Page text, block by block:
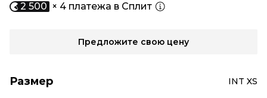
2 500 × 4 платежа в Сплит
Предложите свою цену
Размер INT XS